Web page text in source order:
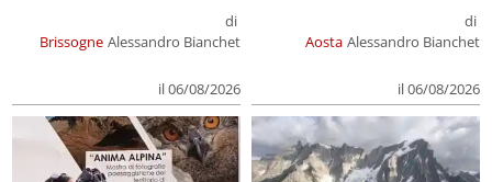
Brissogne
di
Alessandro Bianchet
il 06/08/2026
Aosta
di
Alessandro Bianchet
il 06/08/2026